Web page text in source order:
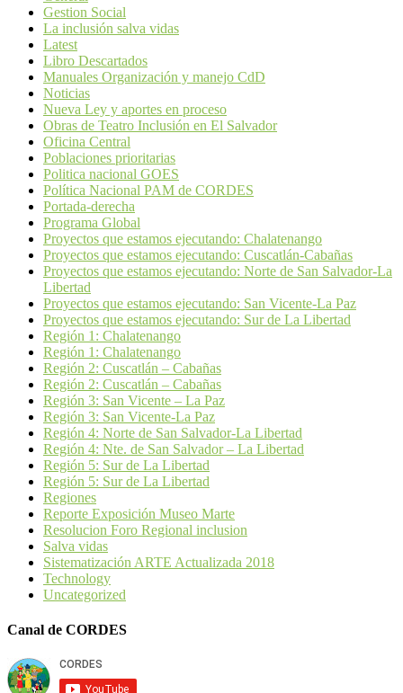
Gestion Social
La inclusión salva vidas
Latest
Libro Descartados
Manuales Organización y manejo CdD
Noticias
Nueva Ley y aportes en proceso
Obras de Teatro Inclusión en El Salvador
Oficina Central
Poblaciones prioritarias
Politica nacional GOES
Política Nacional PAM de CORDES
Portada-derecha
Programa Global
Proyectos que estamos ejecutando: Chalatenango
Proyectos que estamos ejecutando: Cuscatlán-Cabañas
Proyectos que estamos ejecutando: Norte de San Salvador-La
Libertad
Proyectos que estamos ejecutando: San Vicente-La Paz
Proyectos que estamos ejecutando: Sur de La Libertad
Región 1: Chalatenango
Región 1: Chalatenango
Región 2: Cuscatlán – Cabañas
Región 2: Cuscatlán – Cabañas
Región 3: San Vicente – La Paz
Región 3: San Vicente-La Paz
Región 4: Norte de San Salvador-La Libertad
Región 4: Nte. de San Salvador – La Libertad
Región 5: Sur de La Libertad
Región 5: Sur de La Libertad
Regiones
Reporte Exposición Museo Marte
Resolucion Foro Regional inclusion
Salva vidas
Sistematización ARTE Actualizada 2018
Technology
Uncategorized
Canal de CORDES